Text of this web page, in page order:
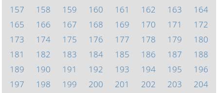
157
158 159 160 161 162 163
164
165
166 167 168 169 170 171
172
173
174 175 176 177 178 179
180
181
182 183 184 185 186 187
188
189
190 191 192 193 194 195
196
197
198 199 200 201 202 203
204